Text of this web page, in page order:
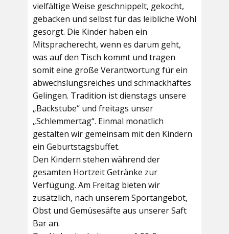
vielfältige Weise geschnippelt, gekocht,
gebacken und selbst für das leibliche Wohl
gesorgt. Die Kinder haben ein
Mitspracherecht, wenn es darum geht,
was auf den Tisch kommt und tragen
somit eine große Verantwortung für ein
abwechslungsreiches und schmackhaftes
Gelingen. Tradition ist dienstags unsere
„Backstube“ und freitags unser
„Schlemmertag“. Einmal monatlich
gestalten wir gemeinsam mit den Kindern
ein Geburtstagsbuffet.
Den Kindern stehen während der
gesamten Hortzeit Getränke zur
Verfügung. Am Freitag bieten wir
zusätzlich, nach unserem Sportangebot,
Obst und Gemüsesäfte aus unserer Saft
Bar an.